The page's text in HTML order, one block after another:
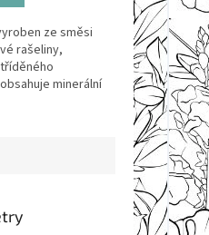
ze směsi
rašeliny,
minerální